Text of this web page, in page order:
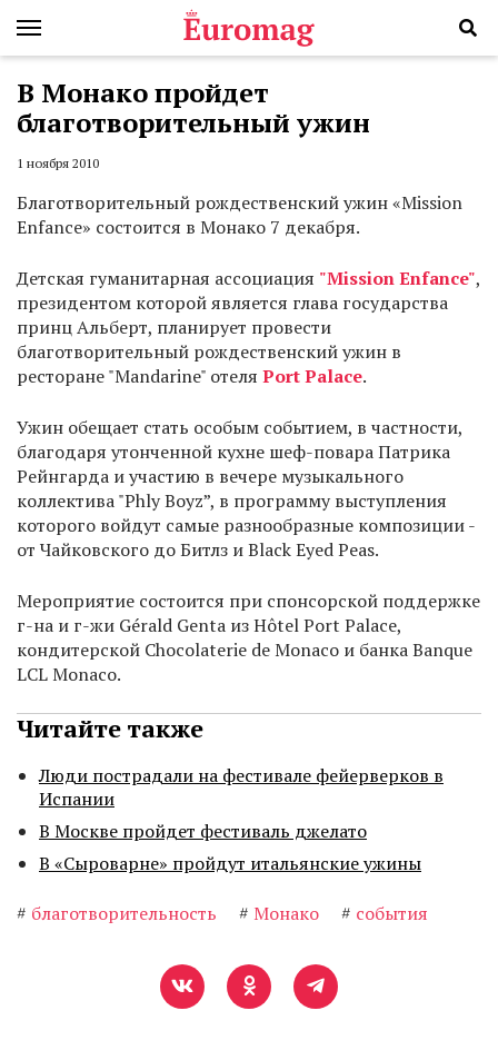
В Монако пройдет
благотворительный ужин
1 ноября 2010
Благотворительный рождественский ужин «Mission
Enfance» состоится в Монако 7 декабря.
Детская гуманитарная ассоциация "Mission Enfance",
президентом которой является глава государства
принц Альберт, планирует провести
благотворительный рождественский ужин в
ресторане "Mandarine" отеля Port Palace.
Ужин обещает стать особым событием, в частности,
благодаря утонченной кухне шеф-повара Патрика
Рейнгарда и участию в вечере музыкального
коллектива "Phly Boyz”, в программу выступления
которого войдут самые разнообразные композиции -
от Чайковского до Битлз и Black Eyed Peas.
Мероприятие состоится при спонсорской поддержке
г-на и г-жи Gérald Genta из Hôtel Port Palace,
кондитерской Chocolaterie de Monaco и банка Banque
LCL Monaco.
Читайте также
Люди пострадали на фестивале фейерверков в
Испании
В Москве пройдет фестиваль джелато
В «Сыроварне» пройдут итальянские ужины
# благотворительность # Монако # события